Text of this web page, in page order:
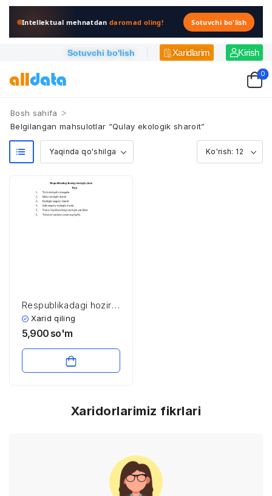
Intellektual mehnatdandaromad oling! Sotuvchi bo'lish
Sotuvchi bo'lish Xaridlarim Kirish
0
Bosh sahifa >
Belgilangan mahsulotlar “Qulay ekologik sharoit”
Respublikadagi hozirgi
ekologik ahvol
Xarid qiling
5,900 so'm
Xaridorlarimiz fikrlari